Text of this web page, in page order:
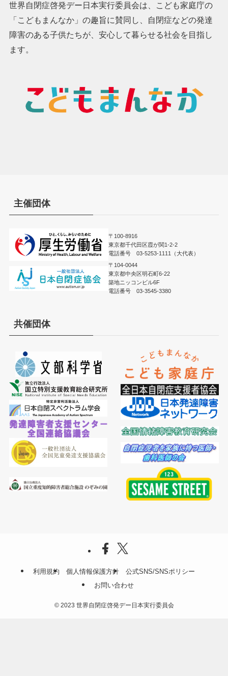
世界自閉症啓発デー日本実行委員会は、こども家庭庁の
「こどもまんなか」の趣旨に賛同し、自閉症などの発達
障害のある子供たちが、安心して暮らせる社会を目指し
ます。
主催団体
〒100-8916
東京都千代田区霞が関1-2-2
電話番号 03-5253-1111（大代表）
〒104-0044
東京都中央区明石町6-22
築地ニッコンビル6F
電話番号 03-3545-3380
共催団体
利用規約 個人情報保護方針
公式SNS/SNSポリシー
お問い合わせ
©2023 世界自閉症啓発デー日本実行委員会